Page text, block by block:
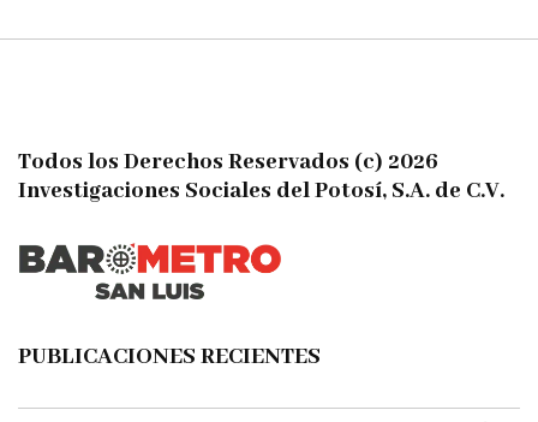
Todos los Derechos Reservados (c) 2026
Investigaciones Sociales del Potosí, S.A. de C.V.
PUBLICACIONES RECIENTES